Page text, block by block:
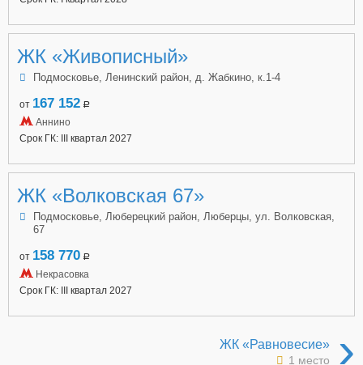
ЖК «Живописный»
Подмосковье, Ленинский район, д. Жабкино, к.1-4
от 167 152 a
Аннино
Срок ГК: III квартал 2027
ЖК «Волковская 67»
Подмосковье, Люберецкий район, Люберцы, ул. Волковская,
67
от 158 770 a
Некрасовка
Срок ГК: III квартал 2027
›
ЖК «Равновесие»
1 место